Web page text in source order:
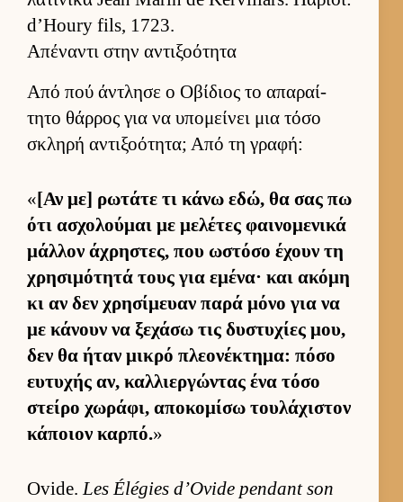
d’Houry fils, 1723.
Απέναντι στην αντιξοότητα
Από πού άντλησε ο Οβίδιος το απαραί­
τητο θάρ­ρος για να υπομεί­νει μια τόσο
σκληρή αντιξοότητα; Από τη γραφή:
«[Αν με] ρωτάτε τι κάνω εδώ, θα σας πω
ότι ασχολού­μαι με μελέτες φαι­νομενικά
μάλ­λον άχρηστες, που ωστόσο έχουν τη
χρησιμότητά τους για εμένα· και ακόμη
κι αν δεν χρησίμευαν παρά μόνο για να
με κάνουν να ξεχάσω τις δυστυχίες μου,
δεν θα ήταν μικρό πλεονέκτημα: πόσο
ευ­τυχής αν, καλ­λιερ­γώντας ένα τόσο
στείρο χωράφι, αποκομίσω του­λάχιστον
κάποιον καρ­πό.»
Ovide. Les Élégies d’Ovide pendant son